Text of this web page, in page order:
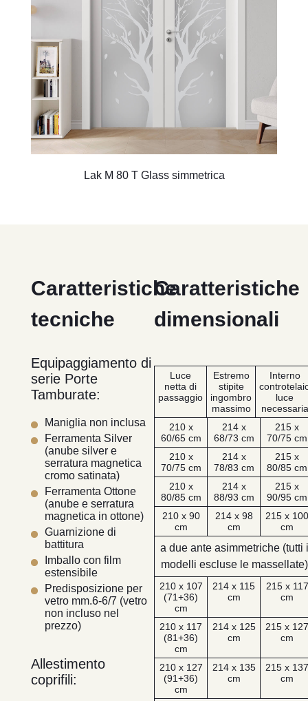
Lak M 80 T Glass simmetrica
Caratteristiche
dimensionali
Luce
netta di
passaggio
Estremo
stipite
ingombro
massimo
Interno
luce
necessaria
210 x
60/65 cm
214 x
68/73 cm
215 x
70/75 cm
210 x
70/75 cm
214 x
78/83 cm
215 x
80/85 cm
210 x
80/85 cm
214 x
88/93 cm
215 x
90/95 cm
210 x 90
cm
214 x 98
cm
215 x
cm
a due ante asimmetriche (tutti i
modelli escluse le massellate)
210 x 107
(71+36)
cm
214 x 115
cm
215 x 117
cm
210 x 117
(81+36)
cm
214 x 125
cm
215 x
cm
210 x 127
(91+36)
cm
214 x 135
cm
215 x
cm
Caratteristiche
tecniche
Equipaggiamento di
serie Porte
Tamburate:
Maniglia non inclusa
Ferramenta Silver
(anube silver e
serratura magnetica
cromo satinata)
Ferramenta Ottone
(anube e serratura
magnetica in ottone)
Guarnizione di
battitura
Imballo con film
estensibile
Predisposizione per
vetro mm.6-6/7 (vetro
non incluso nel
prezzo)
Allestimento
coprifili: